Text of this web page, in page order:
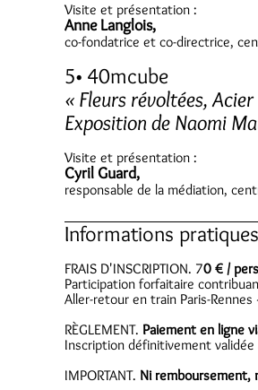
Visite et présentation :
Anne Langlois,
co-fondatrice et co-directrice,
5• 40mcube
« Fleurs révoltées,
Exposition de Naomi
Visite et présentation :
Cyril Guard,
responsable de la médiation,
Informations pratiques
FRAIS D'INSCRIPTION. 70 € /
Participation forfaitaire
Aller-retour en train Paris-
RÈGLEMENT. Paiement en ligne
Inscription définitivement
IMPORTANT. Ni remboursement,